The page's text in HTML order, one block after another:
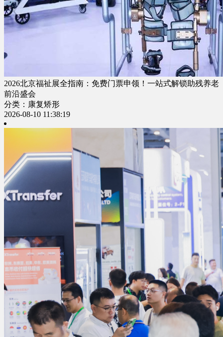
2026北京福祉展全指南：免费门票申领！一站式解锁助残养老
前沿盛会
分类：康复矫形
2026-08-10 11:38:19